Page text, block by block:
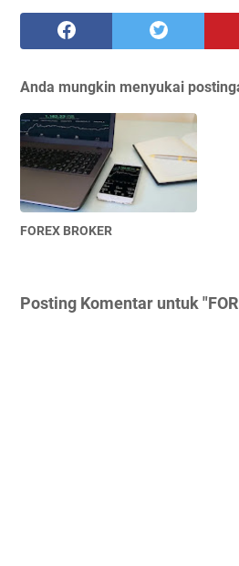
Anda mungkin menyukai
FOREX BROKER
Posting Komentar untuk